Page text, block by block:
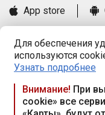
Для обеспечения
используются
Узнать подробнее
Внимание! При
cookie» все
App store
Книга замечаний и
Правила и документы
Praca.by ©
Республика Беларусь,
117а, пом. № 9.